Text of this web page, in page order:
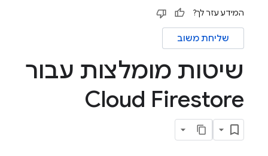
המידע עזר לך?
שליחת משוב
שיטות מומלצות עבור
Cloud Firestore